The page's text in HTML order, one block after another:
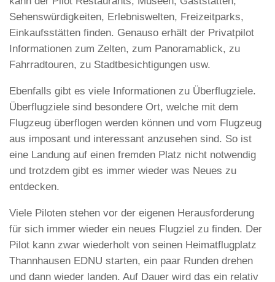
Sehenswürdigkeiten, Erlebniswelten, Freizeitparks,
Einkaufsstätten finden. Genauso erhält der Privatpilot
Informationen zum Zelten, zum Panoramablick, zu
Fahrradtouren, zu Stadtbesichtigungen usw.
Ebenfalls gibt es viele Informationen zu Überflugziele.
Überflugziele sind besondere Ort, welche mit dem
Flugzeug überflogen werden können und vom Flugzeug
aus imposant und interessant anzusehen sind. So ist
eine Landung auf einen fremden Platz nicht notwendig
und trotzdem gibt es immer wieder was Neues zu
entdecken.
Viele Piloten stehen vor der eigenen Herausforderung
für sich immer wieder ein neues Flugziel zu finden. Der
Pilot kann zwar wiederholt von seinen Heimatflugplatz
Thannhausen EDNU starten, ein paar Runden drehen
und dann wieder landen. Auf Dauer wird das ein relativ